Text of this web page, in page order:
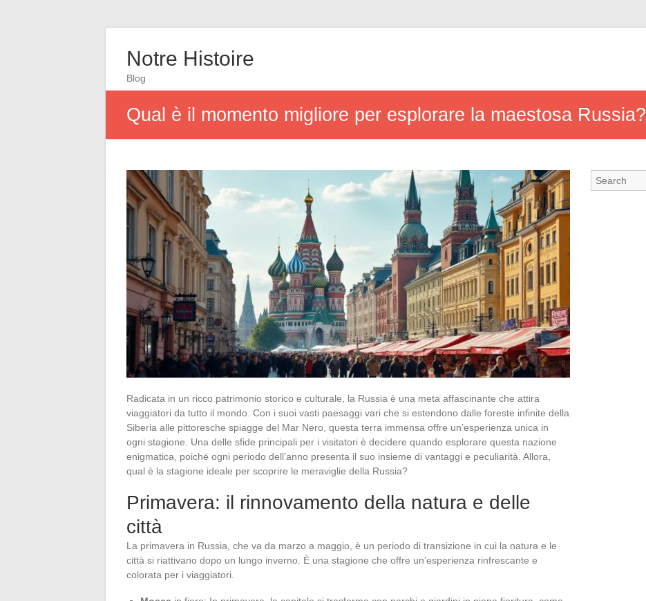
Notre Histoire
Blog
Qual è il momento migliore per esplorare la maestosa Russia?
Radicata in un ricco patrimonio storico e culturale, la Russia è una meta affascinante che attira
viaggiatori da tutto il mondo. Con i suoi vasti paesaggi vari che si estendono dalle foreste infinite della
Siberia alle pittoresche spiagge del Mar Nero, questa terra immensa offre un’esperienza unica in
ogni stagione. Una delle sfide principali per i visitatori è decidere quando esplorare questa nazione
enigmatica, poiché ogni periodo dell’anno presenta il suo insieme di vantaggi e peculiarità. Allora,
qual è la stagione ideale per scoprire le meraviglie della Russia?
Primavera: il rinnovamento della natura e delle
città
La primavera in Russia, che va da marzo a maggio, è un periodo di transizione in cui la natura e le
città si riattivano dopo un lungo inverno. È una stagione che offre un’esperienza rinfrescante e
colorata per i viaggiatori.